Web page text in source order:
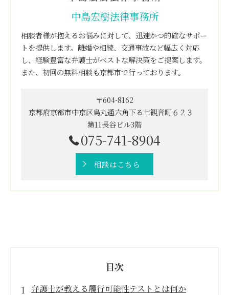
中島宏樹法律事務所
相談者様が抱えるお悩みに対して、迅速かつ的確なサポー
トを提供します。離婚や相続、交通事故など幅広く対応
し、経験豊富な弁護士がベストな解決策をご提案します。
また、初回の無料相談も京都市で行っております。
〒604-8162
京都府京都市中京区烏丸通六角下る七観音町６２３
第11長谷ビル3階
075-741-8904
相談はこちら
目次
弁護士が教える履行可能性テストとは何か